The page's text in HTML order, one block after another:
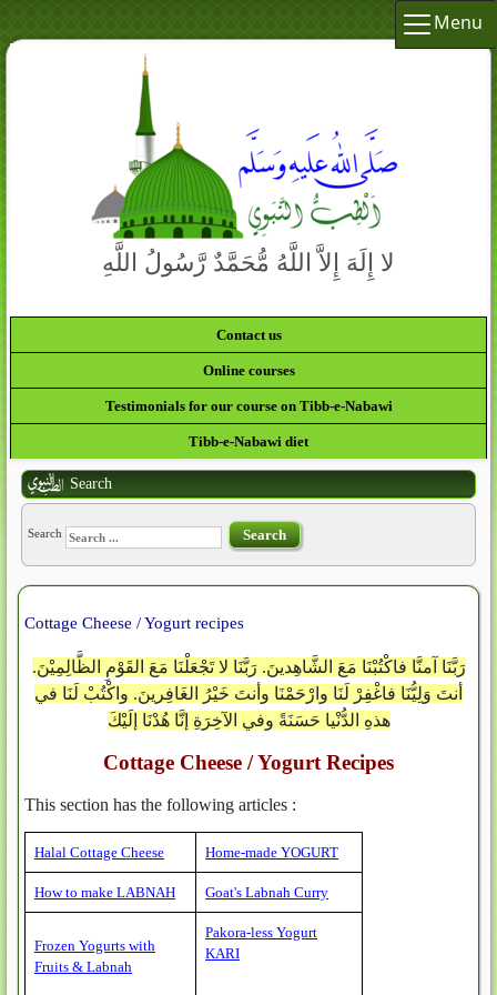
Menu
لا إِلَهَ إِلاَّ اللَّهُ مُّحَمَّدٌ رَّسُولُ اللَّهِ
Contact us
Online courses
Testimonials for our course on Tibb-e-Nabawi
Tibb-e-Nabawi diet
Search
Search Search
Cottage Cheese / Yogurt recipes
رَبَّنَا آمنَّا فاكْتُبْنَا مَعَ الشَّاهِدينَ. رَبَّنَا لا تَجْعَلْنَا مَعَ القَوْمِ الظَّالِمِيْنَ.
أنتَ وَلِيُّنَا فاغْفِرْ لَنَا وارْحَمْنَا وأنتَ خَيْرُ الغَافِرينَ. واكْتُبْ لَنَا في
هذهِ الدُّنْيا حَسَنَةً وفي الآخِرَةِ إنَّا هُدْنَا إلَيْكَ
Cottage Cheese / Yogurt Recipes
This section has the following articles :
Halal Cottage Cheese Home-made YOGURT
How to make LABNAH Goat's Labnah Curry
Frozen Yogurts with
Fruits & Labnah
Pakora-less Yogurt
KARI